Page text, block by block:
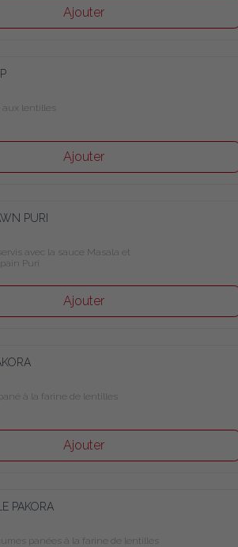
Ajouter
aux lentilles
Ajouter
PURI
avec la sauce Masala et
Puri
Ajouter
à la farine de lentilles
Ajouter
PAKORA
panées à la farine de lentilles